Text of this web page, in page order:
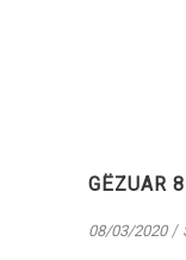
GËZUAR
08/03/2020